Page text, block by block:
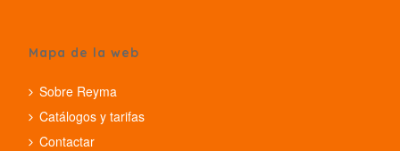
Mapa de la web
Sobre Reyma
Catálogos y tarifas
Contactar